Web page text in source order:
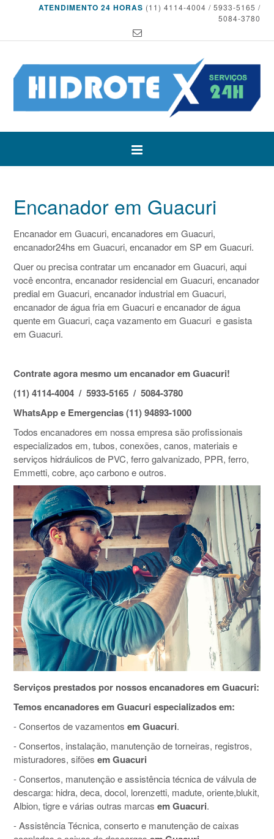
ATENDIMENTO 24 HORAS (11) 4114-4004 / 5933-5165 /
5084-3780
Encanador em Guacuri
Encanador em Guacuri, encanadores em Guacuri,
encanador24hs em Guacuri, encanador em SP em Guacuri.
Quer ou precisa contratar um encanador em Guacuri, aqui
você encontra, encanador residencial em Guacuri, encanador
predial em Guacuri, encanador industrial em Guacuri,
encanador de água fria em Guacuri e encanador de água
quente em Guacuri, caça vazamento em Guacuri e gasista
em Guacuri.
Contrate agora mesmo um encanador em Guacuri!
(11) 4114-4004 / 5933-5165 / 5084-3780
WhatsApp e Emergencias (11) 94893-1000
Todos encanadores em nossa empresa são profissionais
especializados em, tubos, conexões, canos, materiais e
serviços hidráulicos de PVC, ferro galvanizado, PPR, ferro,
Emmetti, cobre, aço carbono e outros.
Serviços prestados por nossos encanadores em Guacuri:
Temos encanadores em Guacuri especializados em:
- Consertos de vazamentos em Guacuri.
- Consertos, instalação, manutenção de torneiras, registros,
misturadores, sifões em Guacuri
- Consertos, manutenção e assistência técnica de válvula de
descarga: hidra, deca, docol, lorenzetti, madute, oriente,blukit,
Albion, tigre e várias outras marcas em Guacuri.
- Assistência Técnica, conserto e manutenção de caixas